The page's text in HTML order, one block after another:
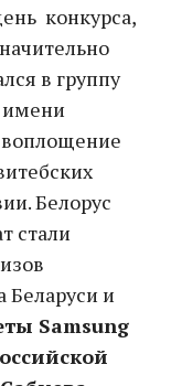
конкурса,
в группу
имени
Белорус
стали
Беларуси и
Samsung